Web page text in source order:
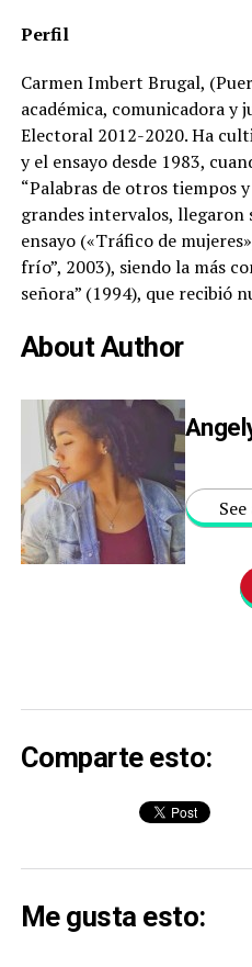
Perfil
Carmen Imbert Brugal,
académica, comunicadora y
Electoral 2012-2020. Ha
y el ensayo desde 1983,
“Palabras de otros tiempos y
grandes intervalos, llegaron
ensayo («Tráfico de
frío”, 2003), siendo la más
señora” (1994), que recibió
About Author
Comparte esto:
Me gusta esto: